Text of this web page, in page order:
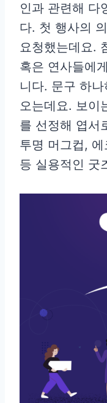
인과 관련해 다
다. 첫 행사의
요청했는데요.
혹은 연사들에
니다. 문구 하
오는데요. 보이
를 선정해 엽서
투명 머그컵,
등 실용적인 굿